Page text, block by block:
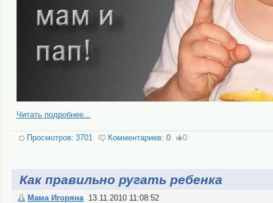
Читать подробнее...
Просмотров: 3701 Комментариев: 0 0
Как правильно ругать ребенка
Мама Игоряна 13.11.2010 11:08:52